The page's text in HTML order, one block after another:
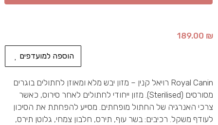
189.00 ₪
הוספה למועדפים
Royal Canin רויאל קנין – מזון יבש מלא ומאוזן לחתולים בוגרים
מסורסים (Sterilised). מזון ייחודי לחתולים לאחר סירוס, כאשר
צרכי האנרגיה של החתול מופחתים. מסייע להפחתת את הסיכון
לעודף משקל. רכיבים: בשר עוף, תירס, חלבון צמחי, גלוטן תירס,